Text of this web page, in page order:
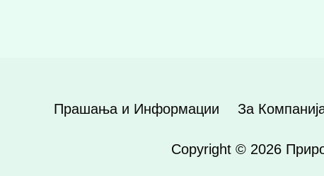
Прашања и Информации За
Copyright © 2026